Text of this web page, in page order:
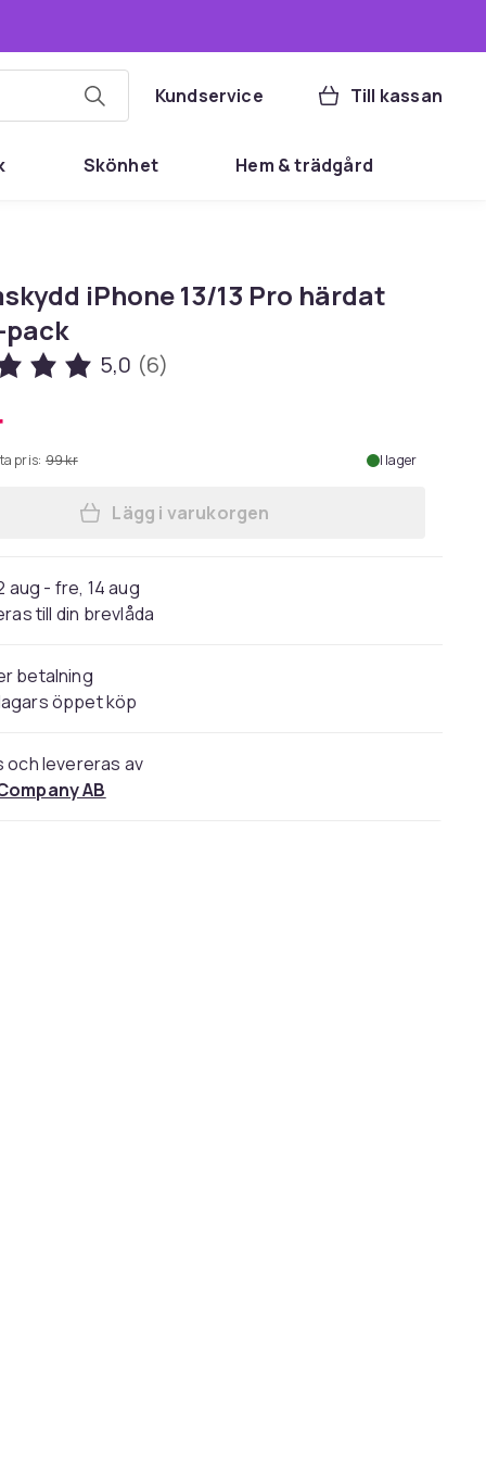
Kundservice Till kassan
Skönhet Hem & trädgård
iPhone 13/13 Pro härdat
pack
5,0 (6)
pris: 99 kr I lager
Lägg till Skärmskydd iPhone 13/13
Lägg i varukorgen
aug - fre, 14 aug
till din brevlåda
betalning
öppet köp
och levereras av
AB